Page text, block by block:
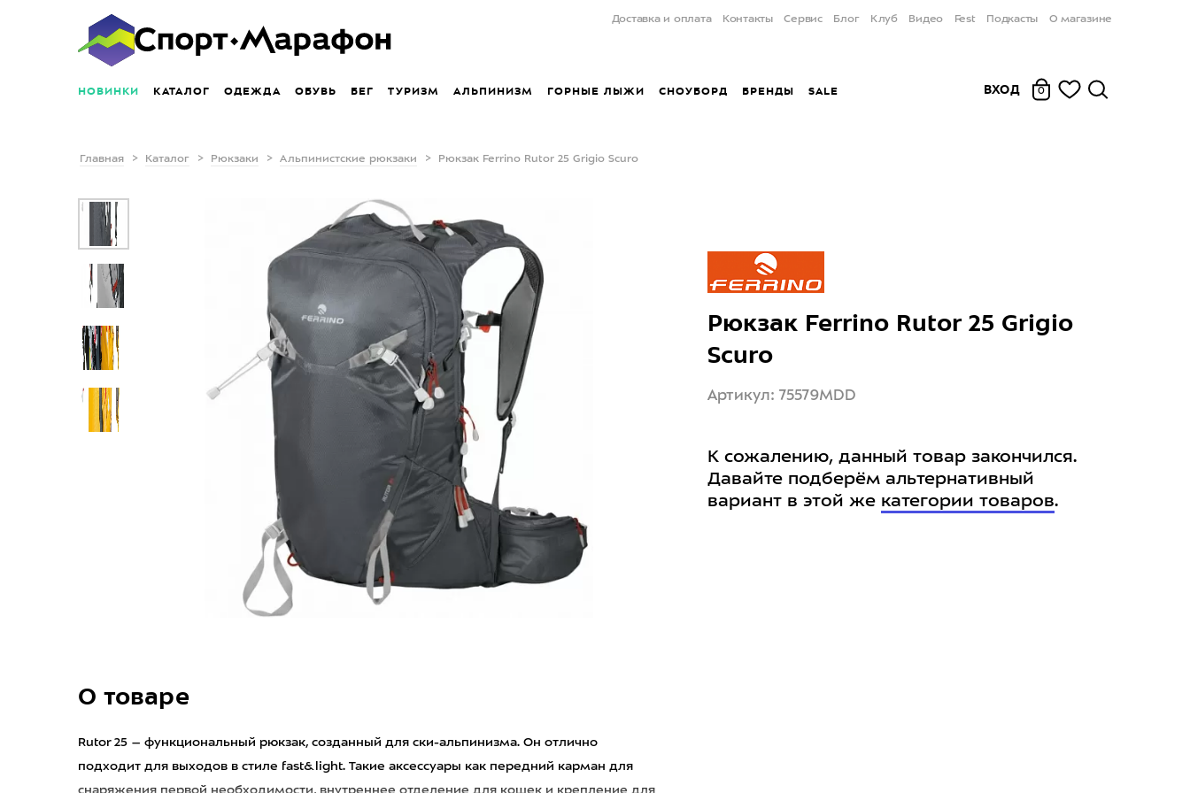
Доставка и оплата Контакты Сервис Блог Клуб Видео Fest Подкасты О магазине
НОВИНКИ КАТАЛОГ ОДЕЖДА ОБУВЬ БЕГ ТУРИЗМ АЛЬПИНИЗМ ГОРНЫЕ ЛЫЖИ СНОУБОРД БРЕНДЫ SALE ВХОД 0
Главная Каталог Рюкзаки Альпинистские рюкзаки Рюкзак Ferrino Rutor 25 Grigio Scuro
О товаре
Rutor 25 – функциональный рюкзак, созданный для ски-альпинизма. Он отлично
подходит для выходов в стиле fast&light. Такие аксессуары как передний карман для
снаряжения первой необходимости, внутреннее отделение для кошек и крепление для
Рюкзак Ferrino Rutor 25 Grigio
Scuro
Артикул: 75579MDD
К сожалению, данный товар закончился.
Давайте подберём альтернативный
вариант в этой же категории товаров.